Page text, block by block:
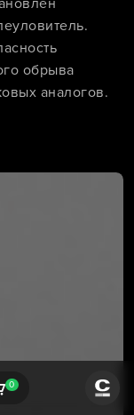
0
обрыва
аналогов.